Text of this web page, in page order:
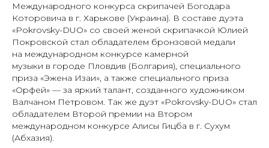
Международного конкурса скрипачей Богодара
Которовича в г. Харькове (Украина). В составе дуэта
«Pokrovsky-DUO» со своей женой скрипачкой Юлией
Покровской стал обладателем бронзовой медали
на международном конкурсе камерной
музыки в городе Пловдив (Болгария), специального
приза «Эжена Изаи», а также специального приза
«Орфей» — за яркий талант, созданного художником
Валчаном Петровом. Так же дуэт «Pokrovsky-DUO» стал
обладателем Второй премии на Втором
международном конкурсе Алисы Гицба в г. Сухум
(Абхазия).